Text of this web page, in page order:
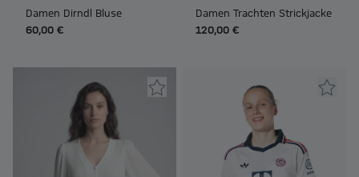
Damen Dirndl Bluse
60,00 €
Damen Trachten Strickjacke
120,00 €